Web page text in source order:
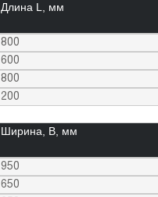
Длина L, мм
800
600
800
200
Ширина, В, мм
950
650